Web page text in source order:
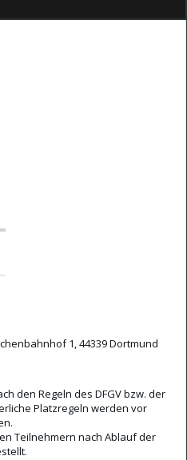
1, 44339 Dortmund
den Regeln des DFGV bzw. der
Platzregeln werden vor
Teilnehmern nach Ablauf der